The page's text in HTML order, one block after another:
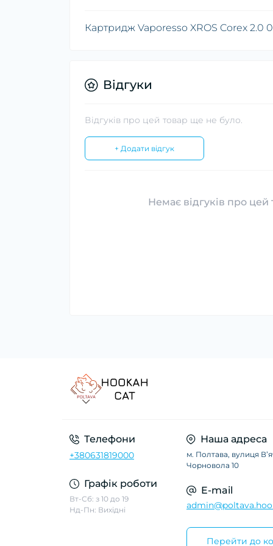
Картридж Vaporesso XROS Corex 2.0
Відгуки
Відгуків про цей товар ще не було.
+ Додати відгук
Немає відгуків про цей
Телефони
+380631819000
Графік роботи
Вт-Сб: з 10 до 19
Нд-Пн: Вихідні
Наша адреса
м. Полтава, вулиця
Чорновола 10
E-mail
Перейти до